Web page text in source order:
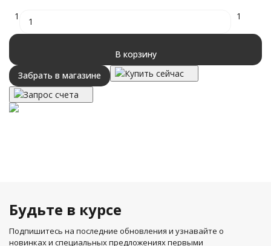
1 1
В корзину
Забрать в магазине
Купить сейчас
Запрос счета
Будьте в курсе
Подпишитесь на последние обновления и узнавайте о
новинках и специальных предложениях первыми